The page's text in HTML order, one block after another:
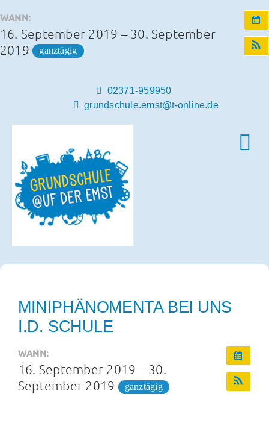
Inhalt
springen
WANN:
16. September 2019 – 30. September
2019
ganztägig
02371-959950
grundschule.emst@t-online.de
Infos und Termine
Kontakt
MINIPHÄNOMENTA BEI UNS
I.D. SCHULE
WANN:
16. September 2019 – 30.
September 2019
ganztägig